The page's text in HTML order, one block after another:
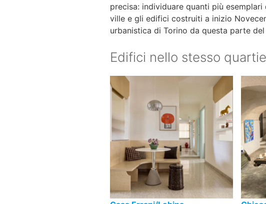
precisa: individuare quanti più
ville e gli edifici costruiti a inizio
urbanistica di Torino da questa parte del
Edifici nello stesso